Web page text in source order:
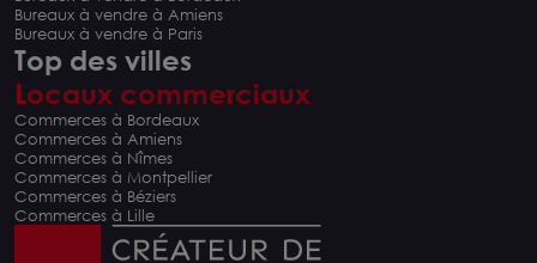
Bureaux à vendre à Amiens
Bureaux à vendre à Paris
Top des villes
Locaux commerciaux
Commerces à Bordeaux
Commerces à Amiens
Commerces à Nîmes
Commerces à Montpellier
Commerces à Béziers
Commerces à Lille